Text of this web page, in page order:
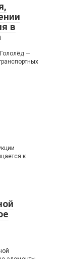
в
—
к